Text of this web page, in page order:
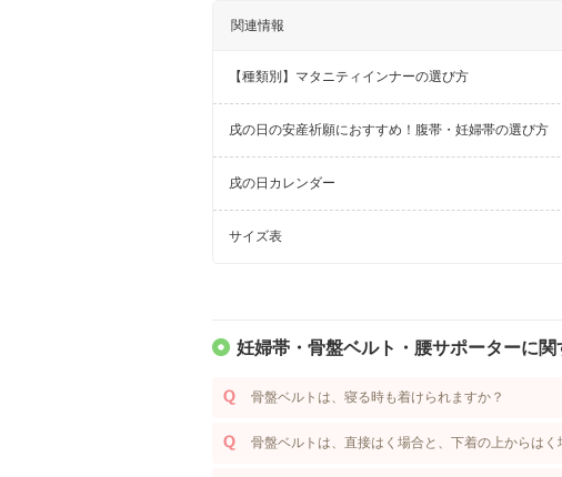
関連情報
【種類別】マタニティインナーの選び方
戌の日の安産祈願におすすめ！腹帯・妊婦帯の選び方
戌の日カレンダー
サイズ表
妊婦帯・骨盤ベルト・腰サポーターに
骨盤ベルトは、寝る時も着けられますか？
骨盤ベルトは、直接はく場合と、下着の上からは